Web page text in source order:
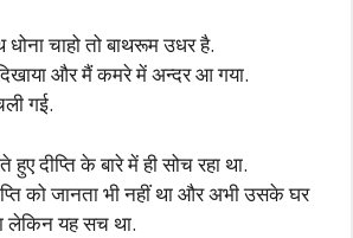
धोना चाहो तो बाथरूम उधर है.
और मैं कमरे में अन्दर आ गया.
गई.
दीप्ति के बारे में ही सोच रहा था.
को जानता भी नहीं था और अभी उसके घर
लेकिन यह सच था.